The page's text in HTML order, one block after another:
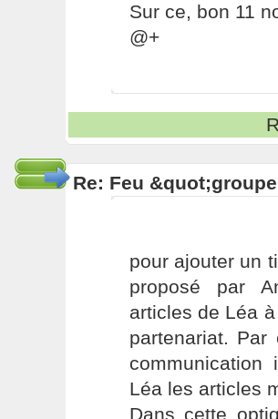
Sur ce, bon 11
@+
Re: Feu
pour ajouter un
proposé par
articles de Léa
partenariat.
Léa les articles
Dans cette